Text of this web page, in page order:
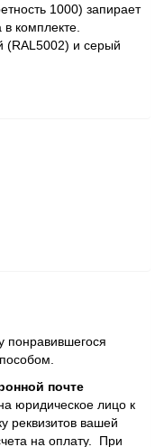
1000) запирает
комплекте.
(RAL5002) и серый
понравившегося
почте
юридическое лицо к
реквизитов вашей
на оплату. При